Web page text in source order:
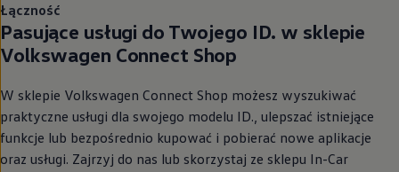
Łączność
Pasujące usługi do Twojego ID. w sklepie
Volkswagen Connect Shop
W sklepie Volkswagen Connect Shop możesz wyszukiwać
praktyczne usługi dla swojego modelu ID., ulepszać istniejące
funkcje lub bezpośrednio kupować i pobierać nowe aplikacje
oraz usługi. Zajrzyj do nas lub skorzystaj ze sklepu In-Car